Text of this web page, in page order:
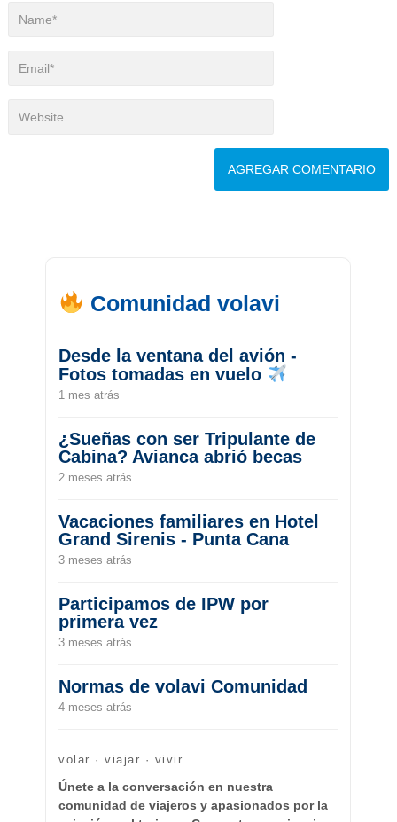
Comunidad volavi
Desde la ventana del avión -
Fotos tomadas en vuelo
1 mes atrás
¿Sueñas con ser Tripulante de
Cabina? Avianca abrió becas
2 meses atrás
Vacaciones familiares en Hotel
Grand Sirenis - Punta Cana
3 meses atrás
Participamos de IPW por
primera vez
3 meses atrás
Normas de volavi Comunidad
4 meses atrás
volar · viajar · vivir
Únete a la conversación en nuestra
comunidad de viajeros y apasionados por la